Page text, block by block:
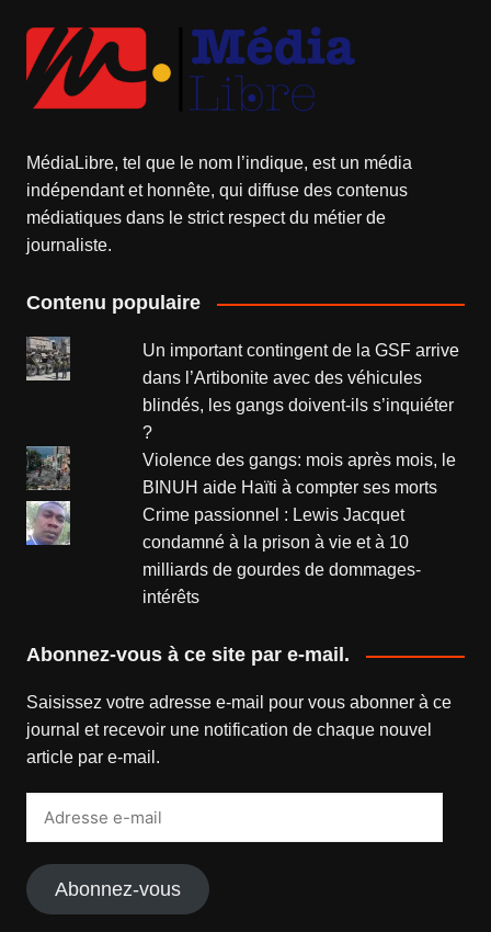
MédiaLibre, tel que le nom l’indique, est un média
indépendant et honnête, qui diffuse des contenus
médiatiques dans le strict respect du métier de
journaliste.
Contenu populaire
Un important contingent de la GSF arrive
dans l’Artibonite avec des véhicules
blindés, les gangs doivent-ils s’inquiéter
?
Violence des gangs: mois après mois, le
BINUH aide Haïti à compter ses morts
Crime passionnel : Lewis Jacquet
condamné à la prison à vie et à 10
milliards de gourdes de dommages-
intérêts
Abonnez-vous à ce site par e-mail.
Saisissez votre adresse e-mail pour vous abonner à ce
journal et recevoir une notification de chaque nouvel
article par e-mail.
Abonnez-vous